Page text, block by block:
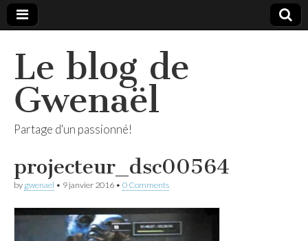
Le blog de
Gwenaël
Partage d'un passionné!
projecteur_dsc00564
by gwenael • 9 janvier 2016 • 0 Comments